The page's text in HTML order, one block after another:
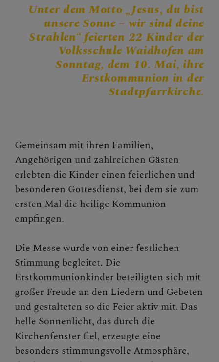
Berichte
Ankündigungen
Pfarrblätter
TEMINKALENDER
KONTAKT
SAKRAMENTE
GRUPPEN
Unter dem Motto „Jesus, du bist
unsere Sonne – wir sind deine
Strahlen“ feierten 22 Kinder der
Volksschule Waidhofen am
Sonntag, dem 10. Mai, ihre
Erstkommunion in der
Stadtpfarrkirche.
Gemeinsam mit ihren Familien,
Angehörigen und zahlreichen Gästen
erlebten die Kinder einen feierlichen und
besonderen Gottesdienst, bei dem sie zum
ersten Mal die heilige Kommunion
empfingen.
Die Messe wurde von einer festlichen
Stimmung begleitet. Die
Erstkommunionkinder beteiligten sich mit
großer Freude an den Liedern und Gebeten
und gestalteten so die Feier aktiv mit. Das
helle Sonnenlicht, das durch die
Kirchenfenster fiel, erzeugte eine
besonders stimmungsvolle Atmosphäre,